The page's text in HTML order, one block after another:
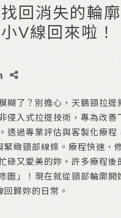
低溫電漿刀
X生髮梳 HAIRestart
回消失的輪
V線回來啦！
糊了？別擔心，天鵝頸拉提
侵入式拉提技術，專為改善
透過專業評估與客製化療程
緊緻頸部線條。療程快速、
碌又愛美的妳。許多療程後
圖」！現在就從頸部輪廓開
歸妳的日常。